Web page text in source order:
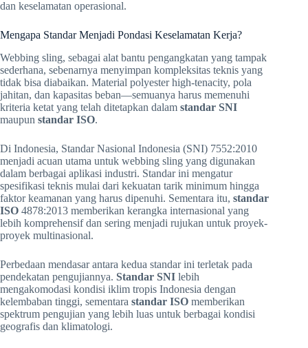
dan keselamatan operasional.
Mengapa Standar Menjadi Pondasi Keselamatan Kerja?
Webbing sling, sebagai alat bantu pengangkatan yang tampak
sederhana, sebenarnya menyimpan kompleksitas teknis yang
tidak bisa diabaikan. Material polyester high-tenacity, pola
jahitan, dan kapasitas beban—semuanya harus memenuhi
kriteria ketat yang telah ditetapkan dalam standar SNI
maupun standar ISO.
Di Indonesia, Standar Nasional Indonesia (SNI) 7552:2010
menjadi acuan utama untuk webbing sling yang digunakan
dalam berbagai aplikasi industri. Standar ini mengatur
spesifikasi teknis mulai dari kekuatan tarik minimum hingga
faktor keamanan yang harus dipenuhi. Sementara itu, standar
ISO 4878:2013 memberikan kerangka internasional yang
lebih komprehensif dan sering menjadi rujukan untuk proyek-
proyek multinasional.
Perbedaan mendasar antara kedua standar ini terletak pada
pendekatan pengujiannya. Standar SNI lebih
mengakomodasi kondisi iklim tropis Indonesia dengan
kelembaban tinggi, sementara standar ISO memberikan
spektrum pengujian yang lebih luas untuk berbagai kondisi
geografis dan klimatologi.